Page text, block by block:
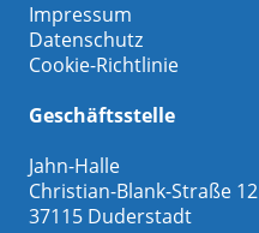
Impressum
Datenschutz
Cookie-Richtlinie
Geschäftsstelle
Jahn-Halle
Christian-Blank-Straße 12
37115 Duderstadt